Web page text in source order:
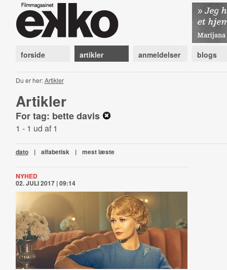
forside artikler anmeldelser blogs
Du er her:Artikler
Artikler
For tag: bette davis
1 - 1 ud af 1
dato | alfabetisk | mest læste
NYHED
02. JULI 2017 | 09:14